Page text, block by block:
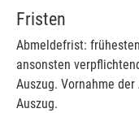
Fristen
Abmeldefrist:
ansonsten
Auszug. Vornahme
Auszug.